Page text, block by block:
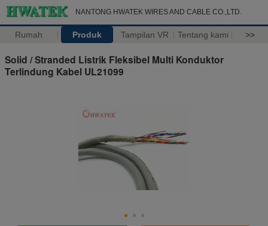
NANTONG HWATEK WIRES AND CABLE CO.,LTD.
Rumah Produk Tampilan VR Tentang kami >>
Solid / Stranded Listrik Fleksibel Multi Konduktor
Terlindung Kabel UL21099